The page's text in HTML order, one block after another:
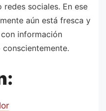
redes sociales. En ese
aún está fresca y
información